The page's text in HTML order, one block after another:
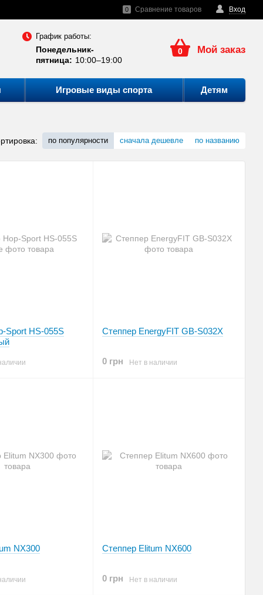
Вход
0 Сравнение товаров
График работы:
Понедельник-
пятница: 10:00–19:00
0 Мой заказ
Игровые виды спорта Детям
по популярности сначала дешевле по названию
Sport HS-055S
Степпер EnergyFIT GB-S032X
0 грн Нет в наличии
NX300 Степпер Elitum NX600
0 грн Нет в наличии